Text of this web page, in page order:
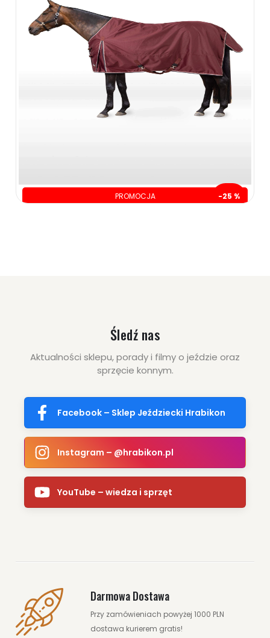
PROMOCJA -25 %
Śledź nas
Aktualności sklepu, porady i filmy o jeździe oraz
sprzęcie konnym.
Facebook – Sklep Jeździecki Hrabikon
Instagram – @hrabikon.pl
YouTube – wiedza i sprzęt
Darmowa Dostawa
Przy zamówieniach powyżej 1000 PLN
dostawa kurierem gratis!